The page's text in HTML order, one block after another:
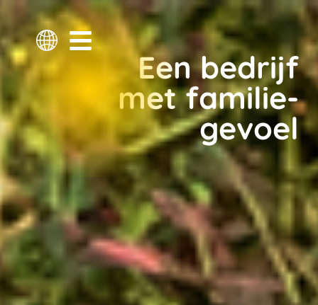
Een bedrijf
met familie-
gevoel